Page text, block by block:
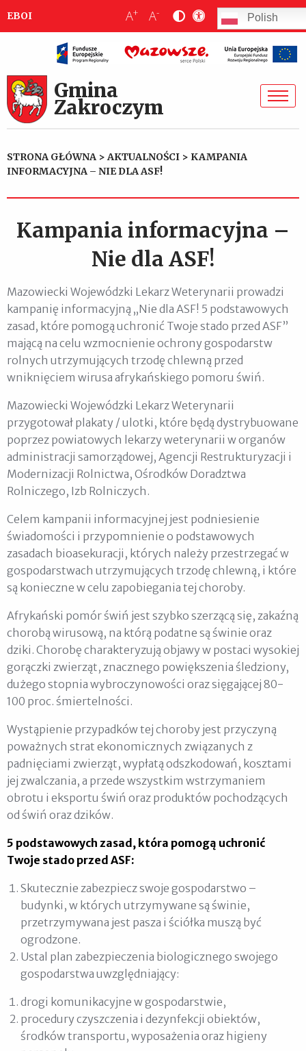
EBOI A+ A- Polish
Gmina
Zakroczym
STRONA GŁÓWNA >AKTUALNOŚCI > KAMPANIA
INFORMACYJNA – NIE DLA ASF!
Kampania informacyjna –
Nie dla ASF!
Mazowiecki Wojewódzki Lekarz Weterynarii prowadzi
kampanię informacyjną „Nie dla ASF! 5 podstawowych
zasad, które pomogą uchronić Twoje stado przed ASF”
mającą na celu wzmocnienie ochrony gospodarstw
rolnych utrzymujących trzodę chlewną przed
wniknięciem wirusa afrykańskiego pomoru świń.
Mazowiecki Wojewódzki Lekarz Weterynarii
przygotował plakaty / ulotki, które będą dystrybuowane
poprzez powiatowych lekarzy weterynarii w organów
administracji samorządowej, Agencji Restrukturyzacji i
Modernizacji Rolnictwa, Ośrodków Doradztwa
Rolniczego, Izb Rolniczych.
Celem kampanii informacyjnej jest podniesienie
świadomości i przypomnienie o podstawowych
zasadach bioasekuracji, których należy przestrzegać w
gospodarstwach utrzymujących trzodę chlewną, i które
są konieczne w celu zapobiegania tej choroby.
Afrykański pomór świń jest szybko szerzącą się, zakaźną
chorobą wirusową, na którą podatne są świnie oraz
dziki. Chorobę charakteryzują objawy w postaci wysokiej
gorączki zwierząt, znacznego powiększenia śledziony,
dużego stopnia wybroczynowości oraz sięgającej 80-
100 proc. śmiertelności.
Wystąpienie przypadków tej choroby jest przyczyną
poważnych strat ekonomicznych związanych z
padnięciami zwierząt, wypłatą odszkodowań, kosztami
jej zwalczania, a przede wszystkim wstrzymaniem
obrotu i eksportu świń oraz produktów pochodzących
od świń oraz dzików.
5 podstawowych zasad, która pomogą uchronić
Twoje stado przed ASF:
Skutecznie zabezpiecz swoje gospodarstwo –
budynki, w których utrzymywane są świnie,
przetrzymywana jest pasza i ściółka muszą być
ogrodzone.
Ustal plan zabezpieczenia biologicznego swojego
gospodarstwa uwzględniający:
drogi komunikacyjne w gospodarstwie,
procedury czyszczenia i dezynfekcji obiektów,
środków transportu, wyposażenia oraz higieny